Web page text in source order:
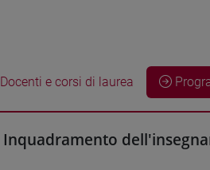
Docenti e corsi di laurea
Inquadramento